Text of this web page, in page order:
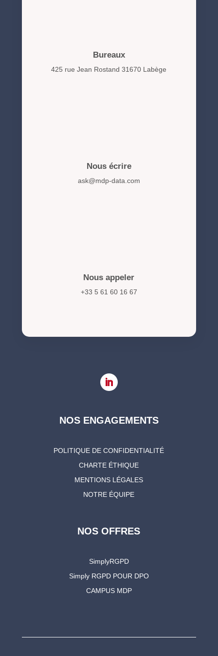
Bureaux
425 rue Jean Rostand 31670 Labège
Nous écrire
ask@mdp-data.com
Nous appeler
+33 5 61 60 16 67
NOS ENGAGEMENTS
POLITIQUE DE CONFIDENTIALITÉ
CHARTE ÉTHIQUE
MENTIONS LÉGALES
NOTRE ÉQUIPE
NOS OFFRES
SimplyRGPD
Simply RGPD POUR DPO
CAMPUS MDP